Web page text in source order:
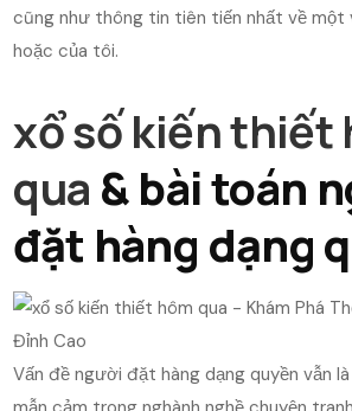
cũng như thông tin tiên tiến nhất về một
hoặc của tôi.
xổ số kiến thiết
qua & bài toán
đặt hàng dạng
Vấn đề người đặt hàng dạng quyền vẫn